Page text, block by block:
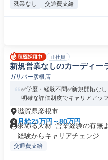
残業なし 交通費支給
正社員
新規営業なしのカーディー
ガリバー彦根店
✅学歴・経験不問✅新規開拓な
明確な評価制度でキャリアアッ
滋賀県彦根市
月給25万円～80万円
求める人材: 営業経験の有無
経験からキャリアチェンジ...
交通費支給